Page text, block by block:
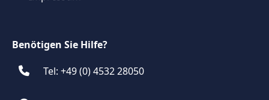
Benötigen Sie Hilfe?
Tel: +49 (0) 4532 28050